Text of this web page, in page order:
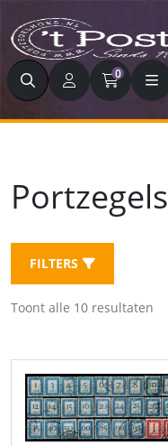
Zoeken 0
Portzegels
FILTERS
Toont alle 10 resultaten